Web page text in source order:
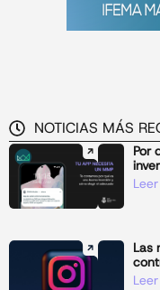
NOTICIAS MÁS
Por
Las